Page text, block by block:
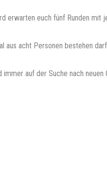
erwarten euch fünf Runden mit
aus acht Personen bestehen
immer auf der Suche nach